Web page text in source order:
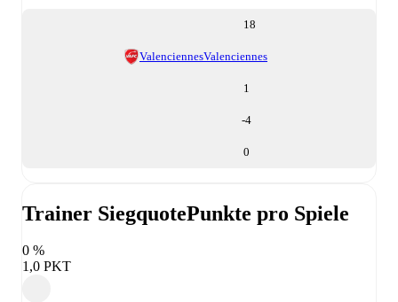
18
ValenciennesValenciennes
1
-4
0
Trainer SiegquotePunkte pro Spiele
0 %
1,0 PKT